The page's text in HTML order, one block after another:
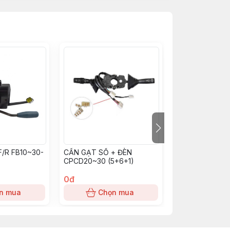
R FB10~30-
mua
CẦN GẠT SỐ + ĐÈN
CPCD20~30 (5+6+1)
0đ
Chọn mua